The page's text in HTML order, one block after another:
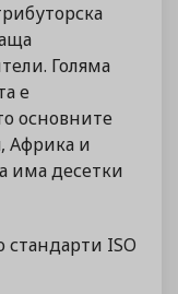
Голяма
е
основните
Африка и
има десетки
ISO